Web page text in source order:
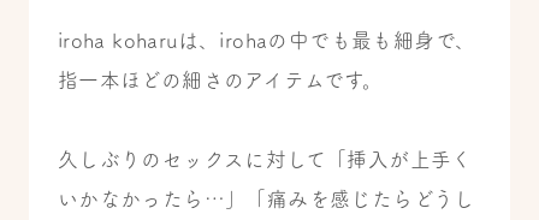
iroha koharuは、irohaの中でも最も細身で、
指一本ほどの細さのアイテムです。
久しぶりのセックスに対して「挿入が上手く
いかなかったら…」「痛みを感じたらどうし